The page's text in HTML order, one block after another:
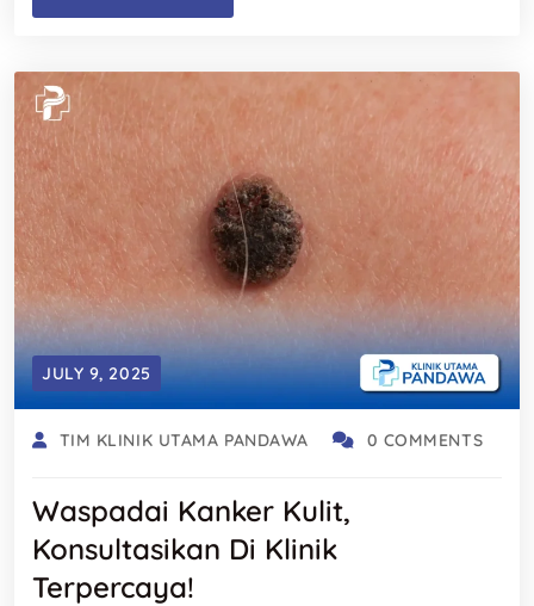
JULY 9, 2025
TIM KLINIK UTAMA PANDAWA 0 COMMENTS
Waspadai Kanker Kulit,
Konsultasikan Di Klinik
Terpercaya!